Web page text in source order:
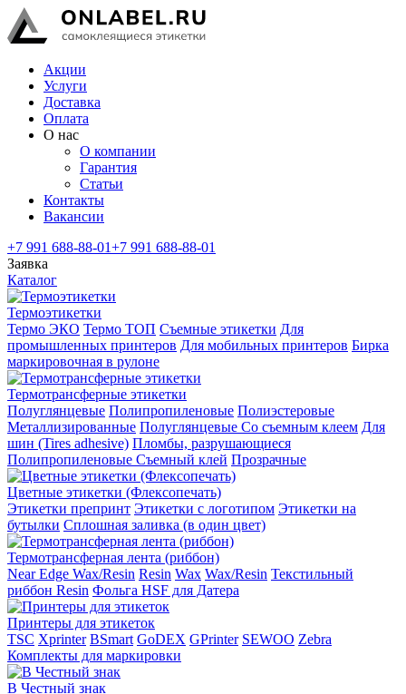
Акции
Услуги
Доставка
Оплата
О нас
О компании
Гарантия
Статьи
Контакты
Вакансии
+7 991 688-88-01+7 991 688-88-01
Заявка
Каталог
Термоэтикетки
Термо ЭКО Термо ТОП Съемные этикетки Для
промышленных принтеров Для мобильных принтеров Бирка
маркировочная в рулоне
Термотрансферные этикетки
Полуглянцевые Полипропиленовые Полиэстеровые
Металлизированные Полуглянцевые Со съемным клеем Для
шин (Tires adhesive) Пломбы, разрушающиеся
Полипропиленовые Съемный клей Прозрачные
Цветные этикетки (Флексопечать)
Этикетки препринт Этикетки с логотипом Этикетки на
бутылки Сплошная заливка (в один цвет)
Термотрансферная лента (риббон)
Near Edge Wax/Resin Resin Wax Wax/Resin Текстильный
риббон Resin Фольга HSF для Датера
Принтеры для этикеток
TSC Xprinter BSmart GoDEX GPrinter SEWOO Zebra
Комплекты для маркировки
В Честный знак